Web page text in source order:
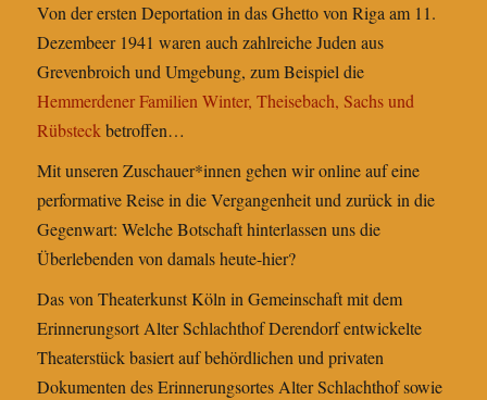
Von der ersten Deportation in das Ghetto von Riga am 11.
Dezembeer 1941 waren auch zahlreiche Juden aus
Grevenbroich und Umgebung, zum Beispiel die
Hemmerdener Familien Winter, Theisebach, Sachs und
Rübsteckbetroffen…
Mit unseren Zuschauer*innen gehen wir online auf eine
performative Reise in die Vergangenheit und zurück in die
Gegenwart: Welche Botschaft hinterlassen uns die
Überlebenden von damals heute-hier?
Das von Theaterkunst Köln in Gemeinschaft mit dem
Erinnerungsort Alter Schlachthof Derendorf entwickelte
Theaterstück basiert auf behördlichen und privaten
Dokumenten des Erinnerungsortes Alter Schlachthof sowie